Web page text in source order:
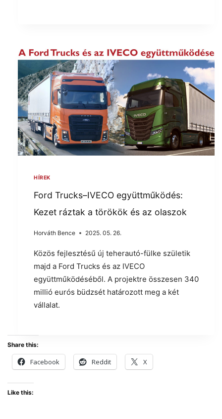
HÍREK
Ford Trucks–IVECO együttműködés:
Kezet ráztak a törökök és az olaszok
Horváth Bence 2025. 05. 26.
Közös fejlesztésű új teherautó-fülke születik
majd a Ford Trucks és az IVECO
együttműködéséből. A projektre összesen 340
millió eurós büdzsét határozott meg a két
vállalat.
Share this:
Facebook Reddit X
Like this: